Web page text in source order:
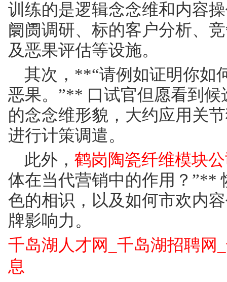
训练的是逻辑念念维和内容
阛阓调研、标的客户分析、
及恶果评估等设施。
其次，**“请例如证明你如
恶果。”** 口试官但愿看到
的念念维形貌，大约应用关
进行计策调遣。
此外，鹤岗陶瓷纤维模块
体在当代营销中的作用？”**
色的相识，以及如何市欢内
牌影响力。
千岛湖人才网_千岛湖招聘网
息